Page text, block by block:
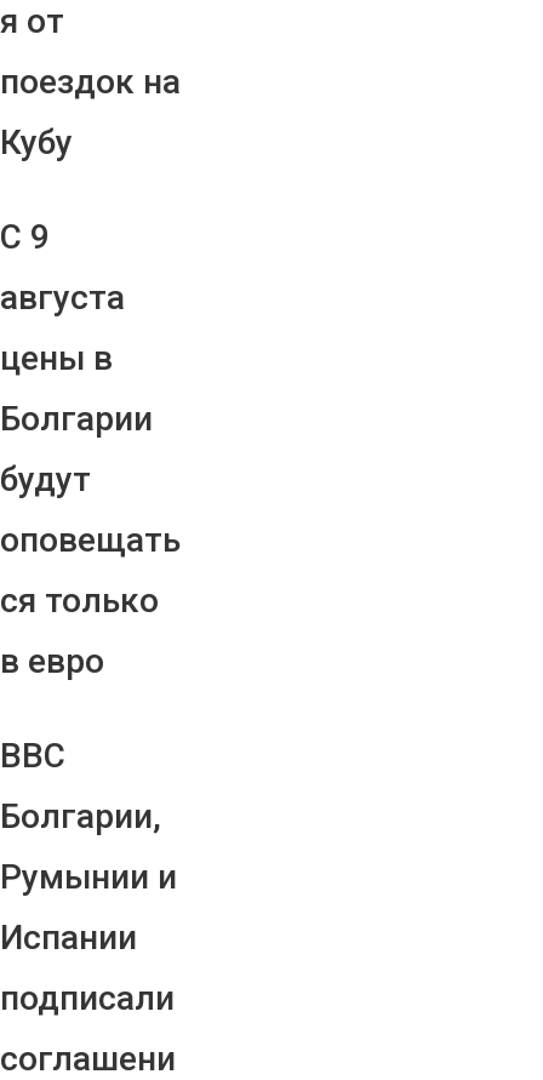
я от
поездок на
Кубу
С 9
августа
цены в
Болгарии
будут
оповещать
ся только
в евро
ВВС
Болгарии,
Румынии и
Испании
подписали
соглашени